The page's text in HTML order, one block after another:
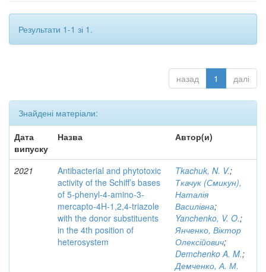
Результати 1-1 зі 1.
назад 1 далі
Знайдені матеріали:
Дата
випуску
Назва Автор(и)
2021
Antibacterial and phytotoxic
activity of the Schiff’s bases
of 5-phenyl-4-amino-3-
mercapto-4H-1,2,4-triazole
with the donor substituents
in the 4th position of
heterosystem
Tkachuk, N. V.;
Ткачук (Смикун),
Наталія
Василівна;
Yanchenko, V. O.;
Янченко, Віктор
Олексійович;
Demchenko A. M.;
Демченко, А. М.